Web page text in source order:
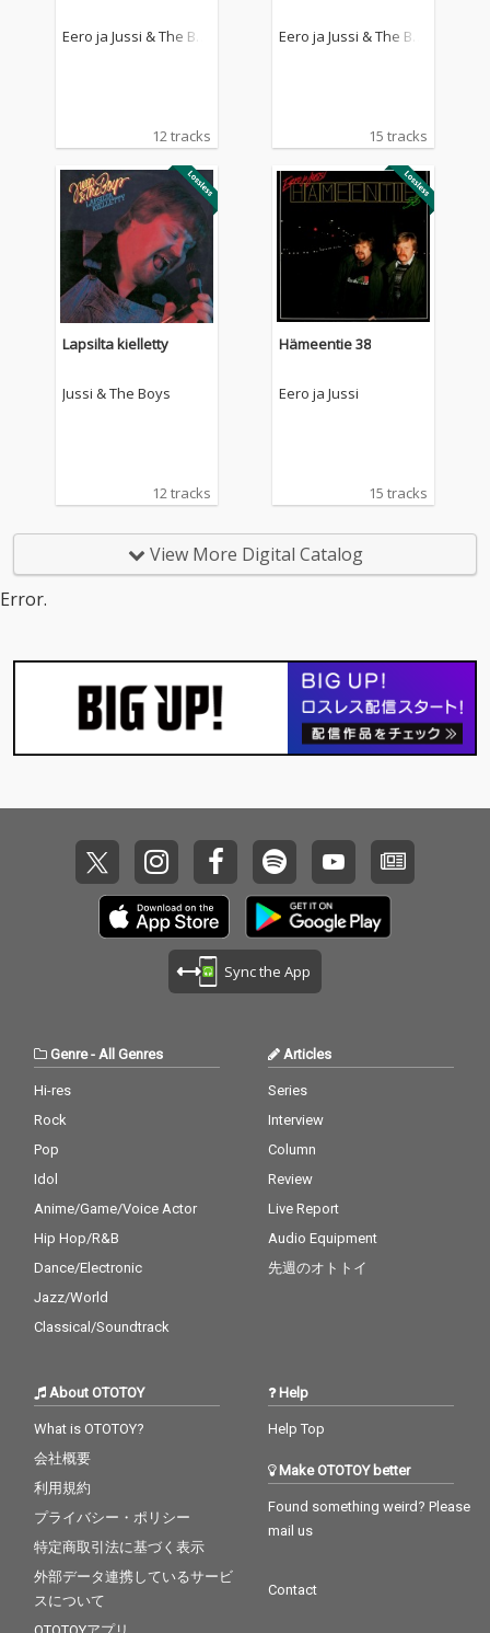
Eero ja Jussi & The Bo
12 tracks
Eero ja Jussi & The Bo
15 tracks
Lapsilta kielletty
Jussi & The Boys
12 tracks
Hämeentie 38
Eero ja Jussi
15 tracks
View More Digital Catalog
Error.
Sync the App
Genre- All Genres
Hi-res
Rock
Pop
Idol
Anime/Game/Voice Actor
Hip Hop/R&B
Dance/Electronic
Jazz/World
Classical/Soundtrack
Articles
Series
Interview
Column
Review
Live Report
Audio Equipment
先週のオトトイ
About OTOTOY
What is OTOTOY?
会社概要
利用規約
プライバシー・ポリシー
特定商取引法に基づく表示
外部データ連携しているサービ
スについて
Help
Help Top
Make OTOTOY better
Found something weird? Please
mail us
Contact